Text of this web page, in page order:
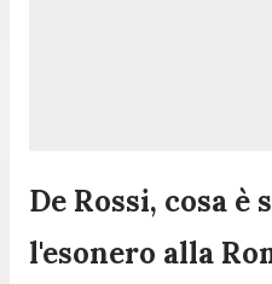
De Rossi, cosa è
l'esonero alla